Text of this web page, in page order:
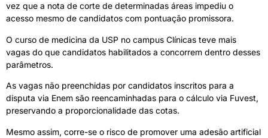
vez que a nota de corte de determinadas áreas impediu o
acesso mesmo de candidatos com pontuação promissora.
O curso de medicina da USP no campus Clínicas teve mais
vagas do que candidatos habilitados a concorrem dentro desses
parâmetros.
As vagas não preenchidas por candidatos inscritos para a
disputa via Enem são reencaminhadas para o cálculo via Fuvest,
preservando a proporcionalidade das cotas.
Mesmo assim, corre-se o risco de promover uma adesão artificial